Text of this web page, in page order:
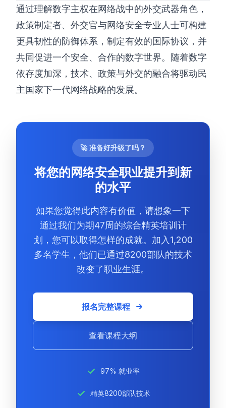
通过理解数字主权在网络战中的外交武器角色，
政策制定者、外交官与网络安全专业人士可构建
更具韧性的防御体系，制定有效的国际协议，并
共同促进一个安全、合作的数字世界。随着数字
依存度加深，技术、政策与外交的融合将驱动民
主国家下一代网络战略的发展。
🚀 准备好升级了吗？
将您的网络安全职业提升到新
的水平
如果您觉得此内容有价值，请想象一下
通过我们为期47周的综合精英培训计
划，您可以取得怎样的成就。加入1,200
多名学生，他们已通过8200部队的技术
改变了职业生涯。
报名完整课程
查看课程大纲
97% 就业率
精英8200部队技术